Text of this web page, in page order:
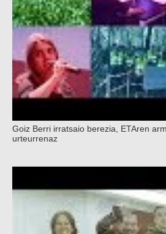
Goiz Berri irratsaio berezia, ETAren
urteurrenaz